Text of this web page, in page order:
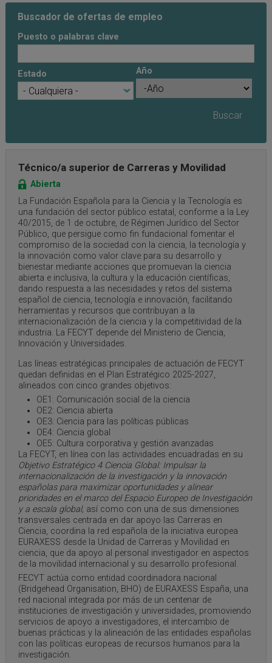
Buscador de ofertas de empleo
Puesto o palabras clave
Estado
Año
Año
Año
Técnico/a superior de Carreras y Movilidad
Abierta
La Fundación Española para la Ciencia y la Tecnología es
una fundación del sector público estatal, conforme a la Ley
40/2015, de 1 de octubre, de Régimen Jurídico del Sector
Público, que persigue como fin fundacional fomentar el
compromiso de la sociedad con la ciencia, la tecnología y
la innovación como valor clave para su desarrollo y
bienestar mediante acciones que promuevan la ciencia
abierta e inclusiva, la cultura y la educación científicas,
dando respuesta a las necesidades y retos del sistema
español de ciencia, tecnología e innovación, facilitando
herramientas y recursos que contribuyan a la
internacionalización de la ciencia y la competitividad de la
industria. La FECYT depende del Ministerio de Ciencia,
Innovación y Universidades.
Las líneas estratégicas principales de actuación de FECYT
quedan definidas en el Plan Estratégico 2025-2027,
alineados con cinco grandes objetivos:
OE1: Comunicación social de la ciencia
OE2: Ciencia abierta
OE3: Ciencia para las políticas públicas
OE4: Ciencia global
OE5: Cultura corporativa y gestión avanzadas
La FECYT, en línea con las actividades encuadradas en su
Objetivo Estratégico 4 Ciencia Global: Impulsar la
internacionalización de la investigación y la innovación
españolas para maximizar oportunidades y alinear
prioridades en el marco del Espacio Europeo de Investigación
y a escala global, así como con una de sus dimensiones
transversales centrada en dar apoyo las Carreras en
Ciencia, coordina la red española de la iniciativa europea
EURAXESS desde la Unidad de Carreras y Movilidad en
ciencia, que da apoyo al personal investigador en aspectos
de la movilidad internacional y su desarrollo profesional.
FECYT actúa como entidad coordinadora nacional
(Bridgehead Organisation, BHO) de EURAXESS España, una
red nacional integrada por más de un centenar de
instituciones de investigación y universidades, promoviendo
servicios de apoyo a investigadores, el intercambio de
buenas prácticas y la alineación de las entidades españolas
con las políticas europeas de recursos humanos para la
investigación.